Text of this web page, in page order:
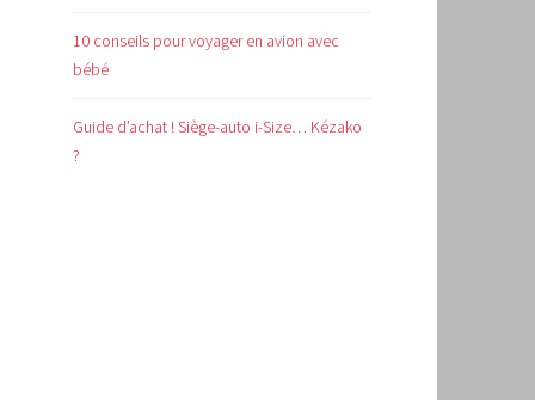
10 conseils pour voyager en avion avec
bébé
Guide d’achat ! Siège-auto i-Size… Kézako
?